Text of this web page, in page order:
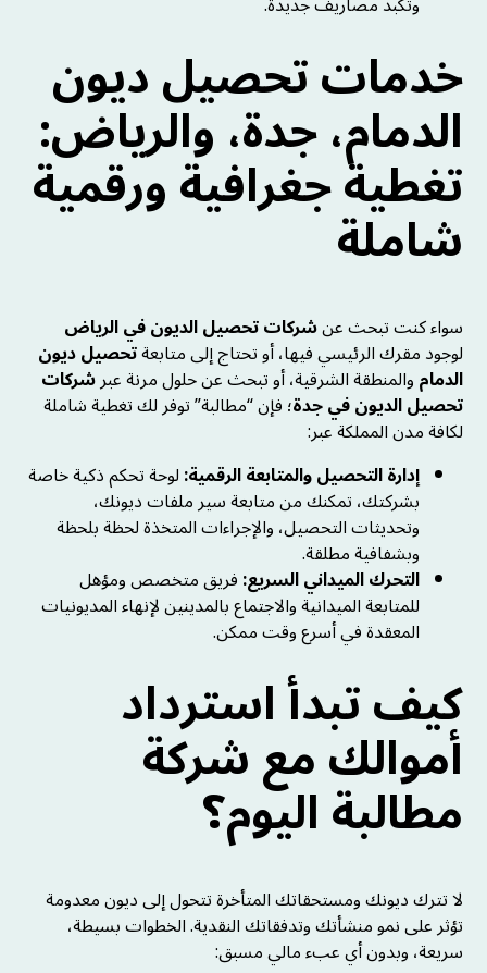
خدمات تحصيل ديون
الدمام، جدة، والرياض:
تغطية جغرافية ورقمية
شاملة
سواء كنت تبحث عنشركات تحصيل الديون في الرياض
لوجود مقرك الرئيسي فيها، أو تحتاج إلى متابعةتحصيل ديون
الدماموالمنطقة الشرقية، أو تبحث عن حلول مرنة عبرشركات
تحصيل الديون في جدة؛ فإن “مطالبة” توفر لك تغطية شاملة
لكافة مدن المملكة عبر:
إدارة التحصيل والمتابعة الرقمية:لوحة تحكم ذكية خاصة
بشركتك، تمكنك من متابعة سير ملفات ديونك،
وتحديثات التحصيل، والإجراءات المتخذة لحظة بلحظة
وبشفافية مطلقة.
التحرك الميداني السريع:فريق متخصص ومؤهل
للمتابعة الميدانية والاجتماع بالمدينين لإنهاء المديونيات
المعقدة في أسرع وقت ممكن.
كيف تبدأ استرداد
أموالك مع شركة
مطالبة اليوم؟
لا تترك ديونك ومستحقاتك المتأخرة تتحول إلى ديون معدومة
تؤثر على نمو منشأتك وتدفقاتك النقدية. الخطوات بسيطة،
سريعة، وبدون أي عبء مالي مسبق: